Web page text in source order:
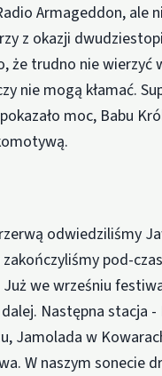
Armageddon, ale
z okazji
że trudno nie wierzyć
nie mogą kłamać.
moc, Babu
odwiedziliśmy
zakończyliśmy pod-
Już we wrześniu
Następna stacja
Jamolada w
W naszym sonecie